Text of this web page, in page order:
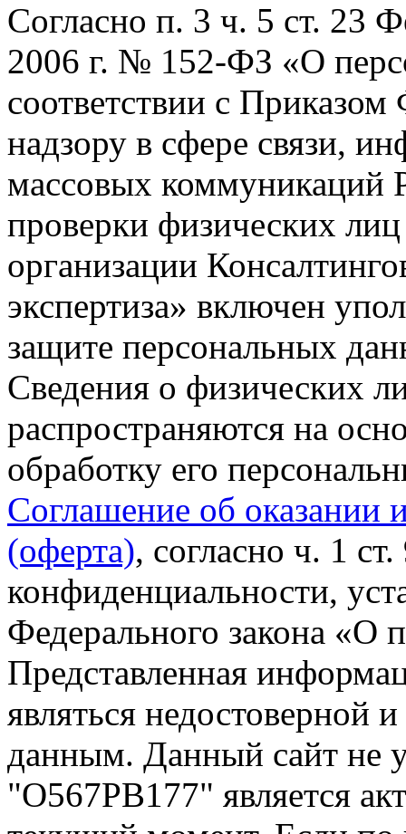
Согласно п. 3 ч. 5 ст. 23
2006 г. № 152-ФЗ «О
соответствии с
надзору в сфере связи,
массовых коммуникаций
проверки физических
организации
экспертиза» включен
защите персональных
Сведения о физических
распространяются на
обработку его
Соглашение об оказании
(оферта), согласно ч. 1
конфиденциальности,
Федерального закона «О
Представленная
являться недостоверной
данным. Данный сайт не
"О567РВ177" является